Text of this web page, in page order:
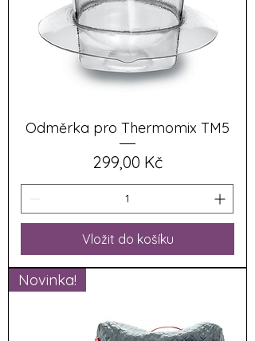
Odměrka pro Thermomix TM5
Cena
299,00 Kč
Vložit do košíku
Novinka!